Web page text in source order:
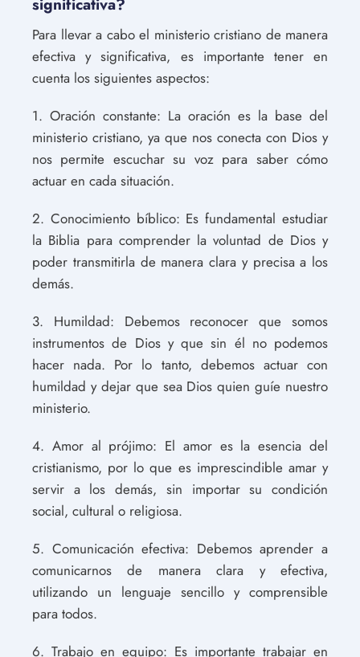
Para llevar a cabo el ministerio cristiano de manera
efectiva y significativa, es importante tener en
cuenta los siguientes aspectos:
1. Oración constante: La oración es la base del
ministerio cristiano, ya que nos conecta con Dios y
nos permite escuchar su voz para saber cómo
actuar en cada situación.
2. Conocimiento bíblico: Es fundamental estudiar
la Biblia para comprender la voluntad de Dios y
poder transmitirla de manera clara y precisa a los
demás.
3. Humildad: Debemos reconocer que somos
instrumentos de Dios y que sin él no podemos
hacer nada. Por lo tanto, debemos actuar con
humildad y dejar que sea Dios quien guíe nuestro
ministerio.
4. Amor al prójimo: El amor es la esencia del
cristianismo, por lo que es imprescindible amar y
servir a los demás, sin importar su condición
social, cultural o religiosa.
5. Comunicación efectiva: Debemos aprender a
comunicarnos de manera clara y efectiva,
utilizando un lenguaje sencillo y comprensible
para todos.
6. Trabajo en equipo: Es importante trabajar en